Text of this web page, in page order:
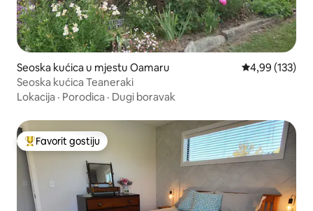
Seoska kućica u mjestu Oamaru Prosječna
4,99 (133)
Seoska kućica Teaneraki
Lokacija · Porodica · Dugi boravak
Glavni favorit gostiju
Favorit gostiju